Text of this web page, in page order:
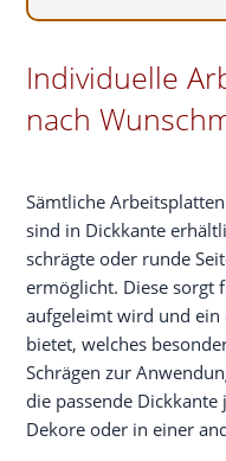
Individuelle
nach
Sämt­li­che
sind in Dick­kan­te
schräg­te oder run­de
ermög­licht. Die­se sorgt
auf­ge­leimt wird und ein
bie­tet, wel­ches
Schrä­gen zur
die pas­sen­de
Deko­re oder in einer